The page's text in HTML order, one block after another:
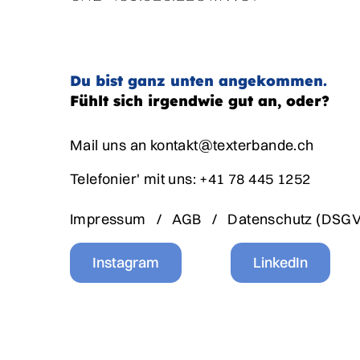
Du bist ganz unten angekommen.
Fühlt sich irgendwie gut an, oder?
Mail uns an kontakt@texterbande.ch
Telefonier' mit uns: +41 78 445 1252
Impressum /AGB / Datenschutz
Instagram LinkedIn